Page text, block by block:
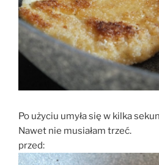
Po użyciu umyła się w kilka
Nawet nie musiałam trzeć.
przed: